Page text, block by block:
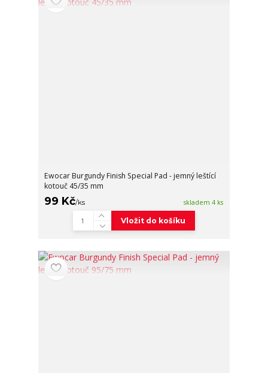
Ewocar Burgundy Finish Special Pad - jemný leštící
kotouč 45/35 mm
99 Kč/ks skladem 4 ks
Vložit do košíku